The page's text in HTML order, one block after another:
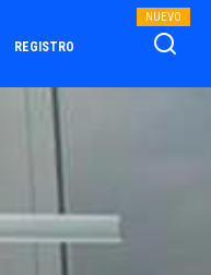
REGISTRO
NUEVO